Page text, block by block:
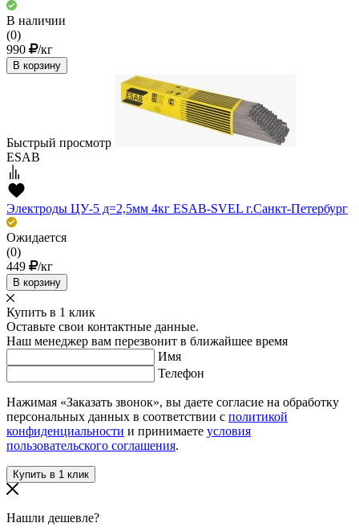
В наличии
(0)
990
/кг
В корзину
Быстрый просмотр
ESAB
Электроды ЦУ-5 д=2,5мм 4кг ESAB-SVEL г.Санкт-Петербург
Ожидается
(0)
449
/кг
В корзину
Купить в 1 клик
Оставьте свои контактные данные.
Наш менеджер вам перезвонит в ближайшее время
Имя
Телефон
Нажимая «Заказать звонок», вы даете согласие на обработку
персональных данных в соответствии с политикой
конфиденциальности и принимаете условия
пользовательского соглашения.
Нашли дешевле?